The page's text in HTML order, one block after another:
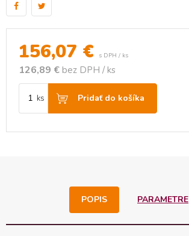
156,07 € s DPH / ks
126,89 € bez DPH / ks
ks Pridať do košíka
POPIS PARAMETRE